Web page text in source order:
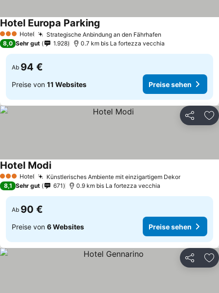
3 SterneHotel Strategische Anbindung an den Fährhafen
Hotel Europa Parking
8,0 Sehr gut 1.928 0.7 km bis La fortezza vecchia
Ab 94 €
Preise von 11 Websites Preise sehen
Teilen
3 SterneHotel Künstlerisches Ambiente mit einzigartigem Dekor
Hotel Modi
8,1 Sehr gut 671 0.9 km bis La fortezza vecchia
Ab 90 €
Preise von 6 Websites Preise sehen
Teilen